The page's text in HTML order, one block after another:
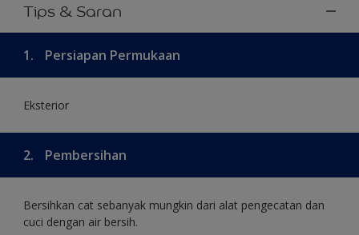
Tips & Saran
1. Persiapan Permukaan
Eksterior
2. Pembersihan
Bersihkan cat sebanyak mungkin dari alat pengecatan dan
cuci dengan air bersih.